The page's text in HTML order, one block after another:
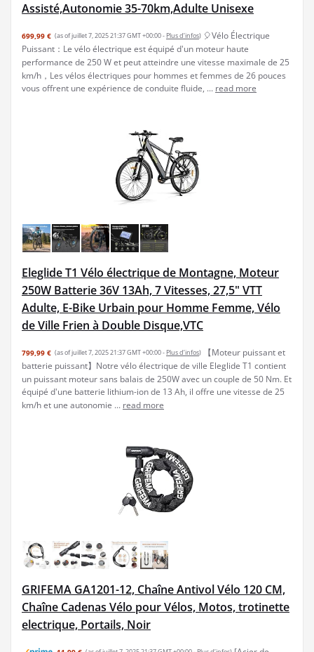
Assisté,Autonomie 35-70km,Adulte Unisexe
699,99 € (as of juillet 7, 2025 21:37 GMT +00:00 - Plus d’infos) 🎈Vélo Électrique
Puissant：Le vélo électrique est équipé d'un moteur haute
performance de 250 W et peut atteindre une vitesse maximale de 25
km/h，Les vélos électriques pour hommes et femmes de 26 pouces
vous offrent une expérience de conduite fluide, ... read more
Eleglide T1 Vélo électrique de Montagne, Moteur
250W Batterie 36V 13Ah, 7 Vitesses, 27,5" VTT
Adulte, E-Bike Urbain pour Homme Femme, Vélo
de Ville Frien à Double Disque,VTC
799,99 € (as of juillet 7, 2025 21:37 GMT +00:00 - Plus d’infos)
【Moteur puissant et
batterie puissant】Notre vélo électrique de ville Eleglide T1 contient
un puissant moteur sans balais de 250W avec un couple de 50 Nm. Et
équipé d'une batterie lithium-ion de 13 Ah, il offre une vitesse de 25
km/h et une autonomie ... read more
GRIFEMA GA1201-12, Chaîne Antivol Vélo 120 CM,
Chaîne Cadenas Vélo pour Vélos, Motos, trotinette
electrique, Portails, Noir